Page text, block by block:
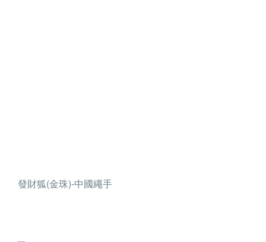
發財狐(金珠)-中國繩手